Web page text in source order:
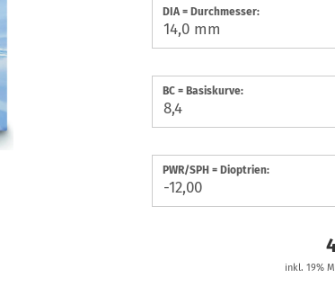
DIA = Durchmesser:
BC = Basiskurve:
PWR/SPH = Dioptrien:
inkl. 19%